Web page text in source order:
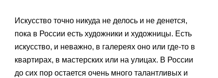
Искусство точно никуда не делось и не денется,
пока в России есть художники и художницы. Есть
искусство, и неважно, в галереях оно или где-то в
квартирах, в мастерских или на улицах. В России
до сих пор остается очень много талантливых и